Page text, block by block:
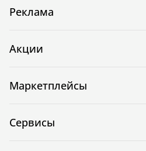
Реклама
Акции
Маркетплейсы
Сервисы